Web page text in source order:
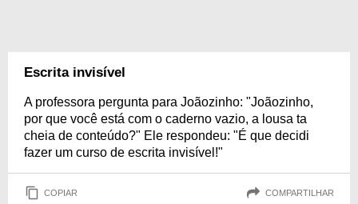
Escrita invisível
A professora pergunta para Joãozinho: "Joãozinho,
por que você está com o caderno vazio, a lousa ta
cheia de conteúdo?" Ele respondeu: "É que decidi
fazer um curso de escrita invisível!"
COPIAR COMPARTILHAR